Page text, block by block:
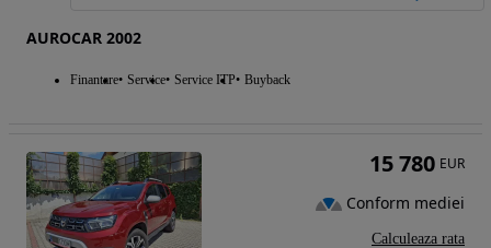
AUROCAR 2002
Finantare Service Service ITP Buyback
15 780 EUR
Conform mediei
Calculeaza rata